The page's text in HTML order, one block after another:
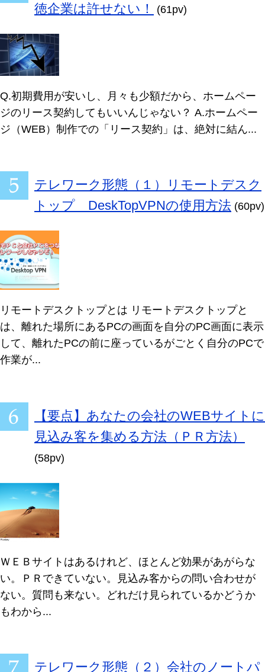
徳企業は許せない！
(61pv)
Q.初期費用が安いし、月々も少額だから、ホームペー
ジのリース契約してもいいんじゃない？ A.ホームペー
ジ（WEB）制作での「リース契約」は、絶対に結ん...
テレワーク形態（１）リモートデスク
トップ DeskTopVPNの使用方法 (60pv)
リモートデスクトップとは リモートデスクトップと
は、離れた場所にあるPCの画面を自分のPC画面に表示
して、離れたPCの前に座っているがごとく自分のPCで
作業が...
【要点】あなたの会社のWEBサイトに
見込み客を集める方法（ＰＲ方法）
(58pv)
ＷＥＢサイトはあるけれど、ほとんど効果があがらな
い。ＰＲできていない。見込み客からの問い合わせが
ない。質問も来ない。どれだけ見られているかどうか
もわから...
テレワーク形態（２）会社のノートパ